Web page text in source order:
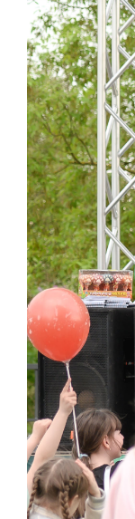
Офис продаж
Работа
О компании
Онлайн-запись